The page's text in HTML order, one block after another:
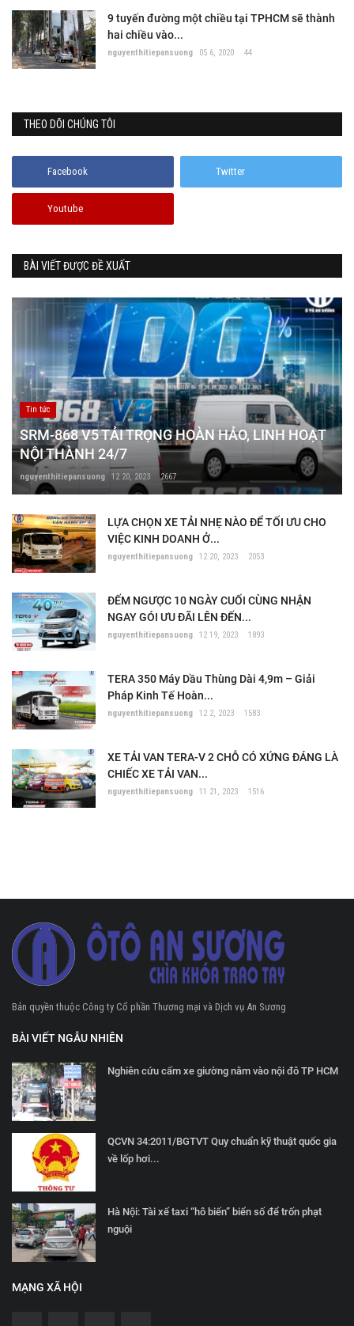
9 tuyến đường một chiều tại TPHCM sẽ thành
hai chiều vào...
nguyenthitiepansuong 05 6, 2020 44
THEO DÕI CHÚNG TÔI
Facebook Twitter
Youtube
BÀI VIẾT ĐƯỢC ĐỀ XUẤT
Tin tức
SRM-868 V5 TẢI TRỌNG HOÀN HẢO, LINH HOẠT
NỘI THÀNH 24/7
nguyenthitiepansuong 12 20, 2023 2667
LỰA CHỌN XE TẢI NHẸ NÀO ĐỂ TỐI ƯU CHO
VIỆC KINH DOANH Ở...
nguyenthitiepansuong 12 20, 2023 2053
ĐẾM NGƯỢC 10 NGÀY CUỐI CÙNG NHẬN
NGAY GÓI ƯU ĐÃI LÊN ĐẾN...
nguyenthitiepansuong 12 19, 2023 1893
TERA 350 Máy Dầu Thùng Dài 4,9m – Giải
Pháp Kinh Tế Hoàn...
nguyenthitiepansuong 12 2, 2023 1583
XE TẢI VAN TERA-V 2 CHỖ CÓ XỨNG ĐÁNG LÀ
CHIẾC XE TẢI VAN...
nguyenthitiepansuong 11 21, 2023 1516
Bản quyền thuộc Công ty Cổ phần Thương mại và Dịch vụ An Sương
BÀI VIẾT NGẪU NHIÊN
Nghiên cứu cấm xe giường nằm vào nội đô TP HCM
QCVN 34:2011/BGTVT Quy chuẩn kỹ thuật quốc gia
về lốp hơi...
Hà Nội: Tài xế taxi “hô biến” biển số để trốn phạt
nguội
MẠNG XÃ HỘI